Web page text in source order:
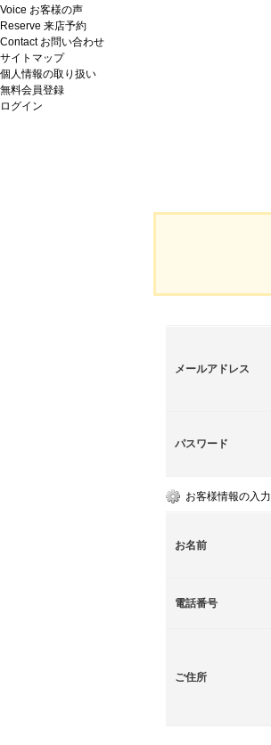
Voice お客様の声
Reserve 来店予約
Contact お問い合わせ
サイトマップ
個人情報の取り扱い
無料会員登録
ログイン
メールアドレス
パスワード
お客様情報の入力
お名前
電話番号
ご住所